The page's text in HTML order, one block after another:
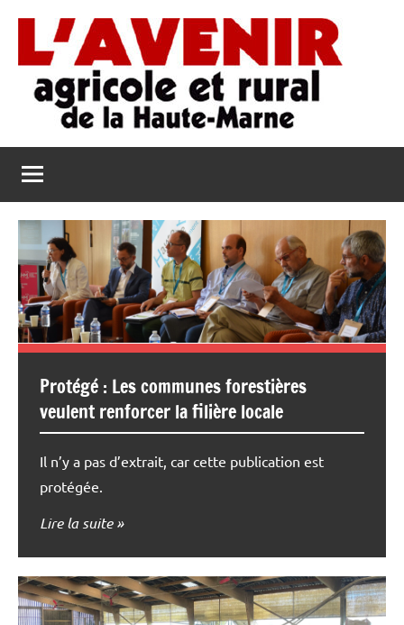
contenu
L'Avenir
Agricole
et
Rural
de
la
Haute-
Marne
et
Rural
de
la
Haute-
Marne
Protégé : Les communes forestières
veulent renforcer la filière locale
Il n’y a pas d’extrait, car cette publication est
protégée.
Lire la suite